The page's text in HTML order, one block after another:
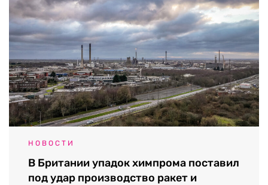
НОВОСТИ
В Британии упадок химпрома поставил
под удар производство ракет и